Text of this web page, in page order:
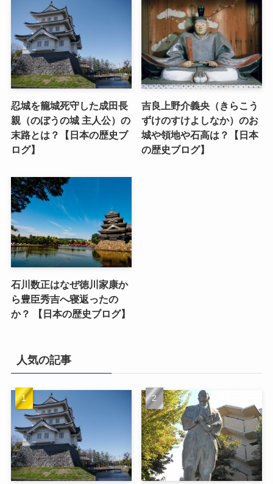
忍城を籠城死守した成田長
親（のぼうの城 主人公）の
末路とは？【日本の歴史ブ
ログ】
吉良上野介義央（きらこう
ずけのすけよしなか）のお
城や領地や石高は？【日本
の歴史ブログ】
石川数正はなぜ徳川家康か
ら豊臣秀吉へ寝返ったの
か？ 【日本の歴史ブログ】
人気の記事